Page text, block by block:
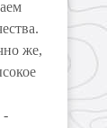
же,
-